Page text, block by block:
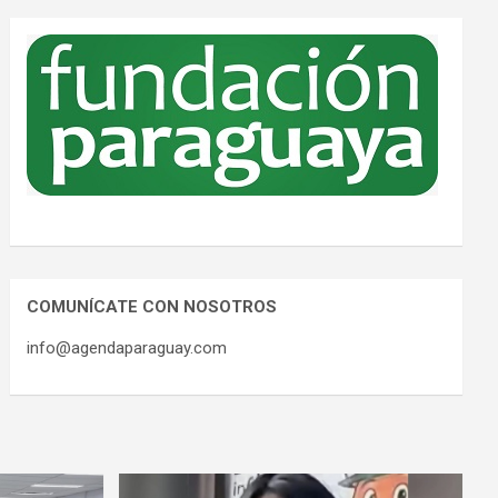
COMUNÍCATE CON NOSOTROS
info@agendaparaguay.com